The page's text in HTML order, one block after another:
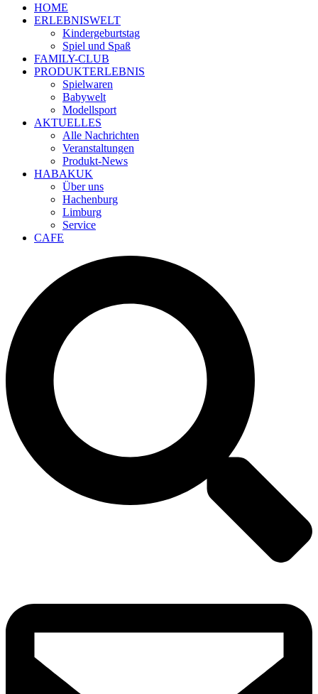
HOME
ERLEBNISWELT
Kindergeburtstag
Spiel und Spaß
FAMILY-CLUB
PRODUKTERLEBNIS
Spielwaren
Babywelt
Modellsport
AKTUELLES
Alle Nachrichten
Veranstaltungen
Produkt-News
HABAKUK
Über uns
Hachenburg
Limburg
Service
CAFE